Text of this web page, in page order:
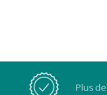
Plus